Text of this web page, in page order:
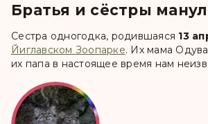
Братья и сёстры
Сестра одногодка, родившаяся 13
Йиглавском Зоопарке. Их мама
их папа в настоящее время нам